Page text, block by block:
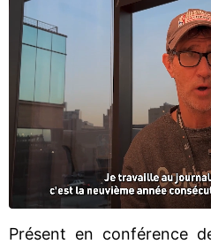
Présent en conférence